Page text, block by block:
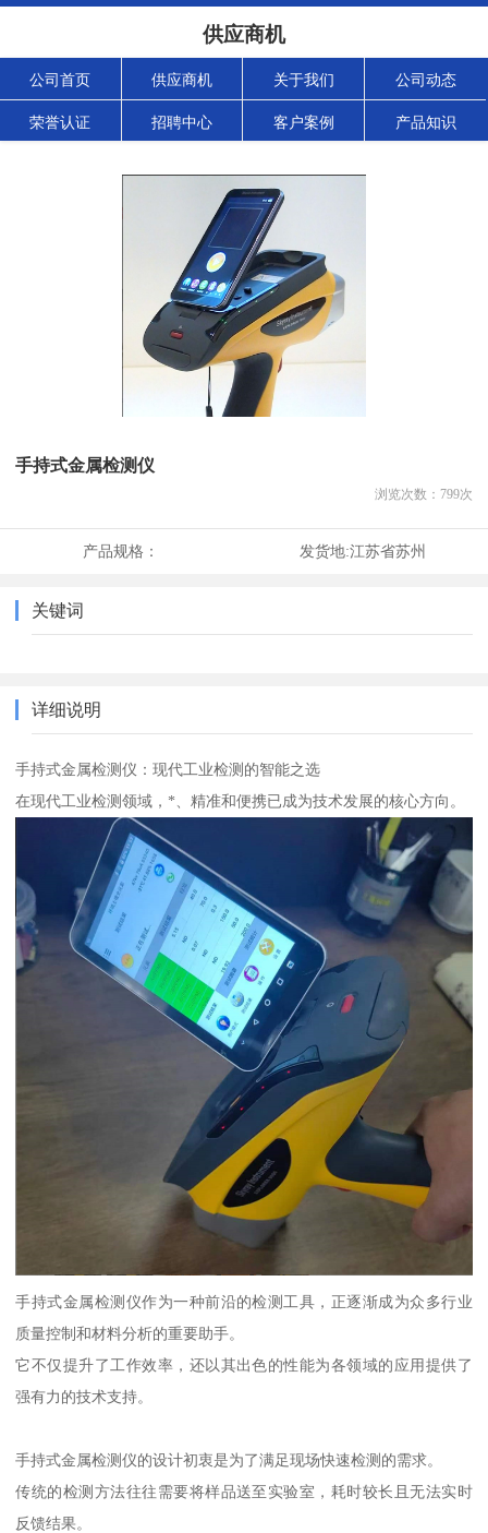
供应商机
公司首页 供应商机 关于我们 公司动态
荣誉认证 招聘中心 客户案例 产品知识
手持式金属检测仪
浏览次数： 799次
产品规格： 发货地:江苏省苏州
关键词
详细说明
手持式金属检测仪：现代工业检测的智能之选
在现代工业检测领域，*、精准和便携已成为技术发展的核心方向。
手持式金属检测仪作为一种前沿的检测工具，正逐渐成为众多行业
质量控制和材料分析的重要助手。
它不仅提升了工作效率，还以其出色的性能为各领域的应用提供了
强有力的技术支持。
手持式金属检测仪的设计初衷是为了满足现场快速检测的需求。
传统的检测方法往往需要将样品送至实验室，耗时较长且无法实时
反馈结果。